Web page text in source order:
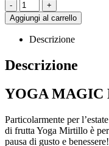
-
+
Aggiungi al carrello
Descrizione
Descrizione
YOGA
Particolarmente per
di frutta Yoga Mirtillo è
pausa di gusto e benessere!